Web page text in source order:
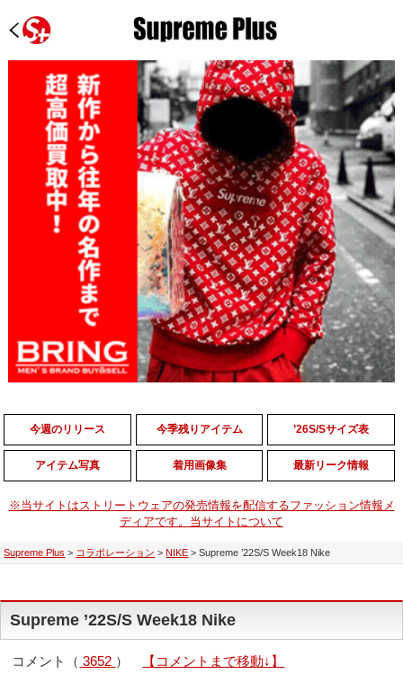
今週のリリース 今季残りアイテム ’26S/Sサイズ表
アイテム写真 着用画像集 最新リーク情報
※当サイトはストリートウェアの発売情報を配信するファッション情報メ
ディアです。当サイトについて
Supreme Plus > コラボレーション > NIKE >Supreme ’22S/S Week18 Nike
Supreme ’22S/S Week18 Nike
コメント（ 3652 ）
【コメントまで移動↓】